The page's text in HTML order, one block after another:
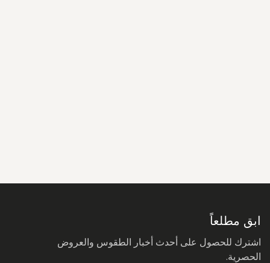
ابق مطلعاً
اشترك للحصول على أحدث أخبار الطقوس والعروض
الحصرية.